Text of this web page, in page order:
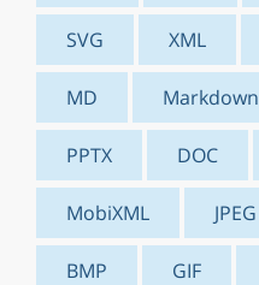
SVG XML
MD Markdown
PPTX DOC
MobiXML JPEG
BMP GIF